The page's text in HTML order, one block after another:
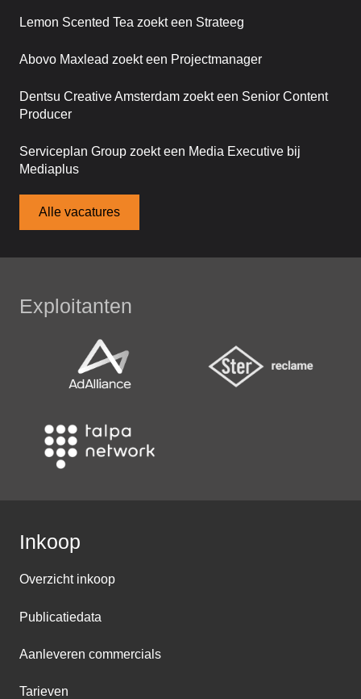
Lemon Scented Tea zoekt een Strateeg
Abovo Maxlead zoekt een Projectmanager
Dentsu Creative Amsterdam zoekt een Senior Content
Producer
Serviceplan Group zoekt een Media Executive bij
Mediaplus
Alle vacatures
Exploitanten
Inkoop
Overzicht inkoop
Publicatiedata
Aanleveren commercials
Tarieven